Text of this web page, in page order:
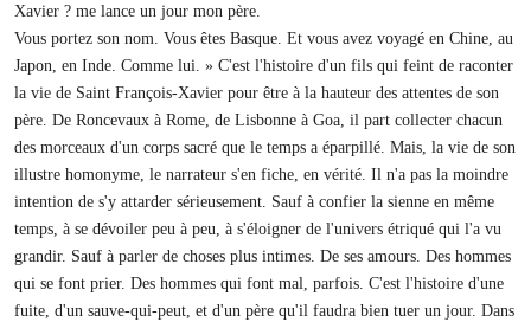
Xavier ? me lance un jour mon père.
Vous portez son nom. Vous êtes Basque. Et vous avez voyagé en Chine, au
Japon, en Inde. Comme lui. » C'est l'histoire d'un fils qui feint de raconter
la vie de Saint François-Xavier pour être à la hauteur des attentes de son
père. De Roncevaux à Rome, de Lisbonne à Goa, il part collecter chacun
des morceaux d'un corps sacré que le temps a éparpillé. Mais, la vie de son
illustre homonyme, le narrateur s'en fiche, en vérité. Il n'a pas la moindre
intention de s'y attarder sérieusement. Sauf à confier la sienne en même
temps, à se dévoiler peu à peu, à s'éloigner de l'univers étriqué qui l'a vu
grandir. Sauf à parler de choses plus intimes. De ses amours. Des hommes
qui se font prier. Des hommes qui font mal, parfois. C'est l'histoire d'une
fuite, d'un sauve-qui-peut, et d'un père qu'il faudra bien tuer un jour. Dans